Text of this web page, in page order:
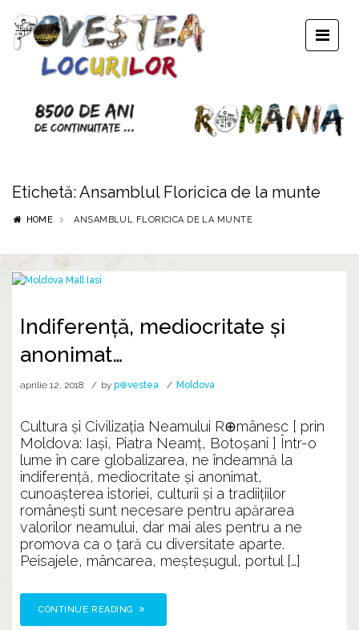
Etichetă:Ansamblul Floricica de la munte
HOME ANSAMBLUL FLORICICA DE LA MUNTE
Indiferență, mediocritate și
anonimat…
aprilie 12, 2018 by p⊕vestea Moldova
Cultura și Civilizația Neamului R⊕mânesc [ prin
Moldova: Iaşi, Piatra Neamț, Botoșani ] Într-o
lume în care globalizarea, ne îndeamnă la
indiferență, mediocritate și anonimat,
cunoașterea istoriei, culturii și a tradiițiilor
românești sunt necesare pentru apărarea
valorilor neamului, dar mai ales pentru a ne
promova ca o țară cu diversitate aparte.
Peisajele, mâncarea, meșteșugul, portul […]
CONTINUE READING